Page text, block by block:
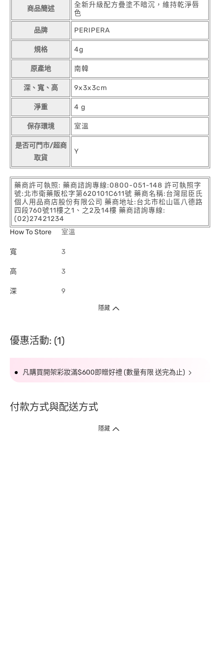
商品簡述
全新升級配方疊塗不暗沉，維持乾淨唇
色
品牌 PERIPERA
規格 4g
原產地 南韓
深、寬、高 9x3x3cm
淨重 4 g
保存環境 室溫
是否可門市/超商
取貨
Y
藥商許可執照: 藥商諮詢專線:0800-051-148 許可執照字
號:北市衛藥販松字第620101C611號 藥商名稱:台灣屈臣氏
個人用品商店股份有限公司 藥商地址:台北市松山區八德路
四段760號11樓之1、之2及14樓 藥商諮詢專線:
(02)27421234
How To Store
室溫
寬 3
高 3
深 9
隱藏
優惠活動: (1)
凡購買開架彩妝滿$600即贈好禮 (數量有限 送完為止)
付款方式與配送方式
隱藏